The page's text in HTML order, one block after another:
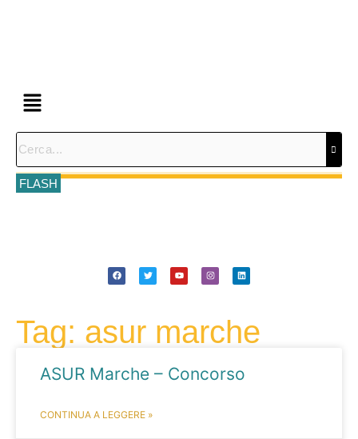
FLASH
Tag: asur marche
ASUR Marche – Concorso
CONTINUA A LEGGERE »